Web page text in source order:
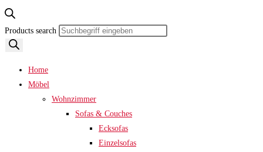
Products search
Home
Möbel
Wohnzimmer
Sofas & Couches
Ecksofas
Einzelsofas